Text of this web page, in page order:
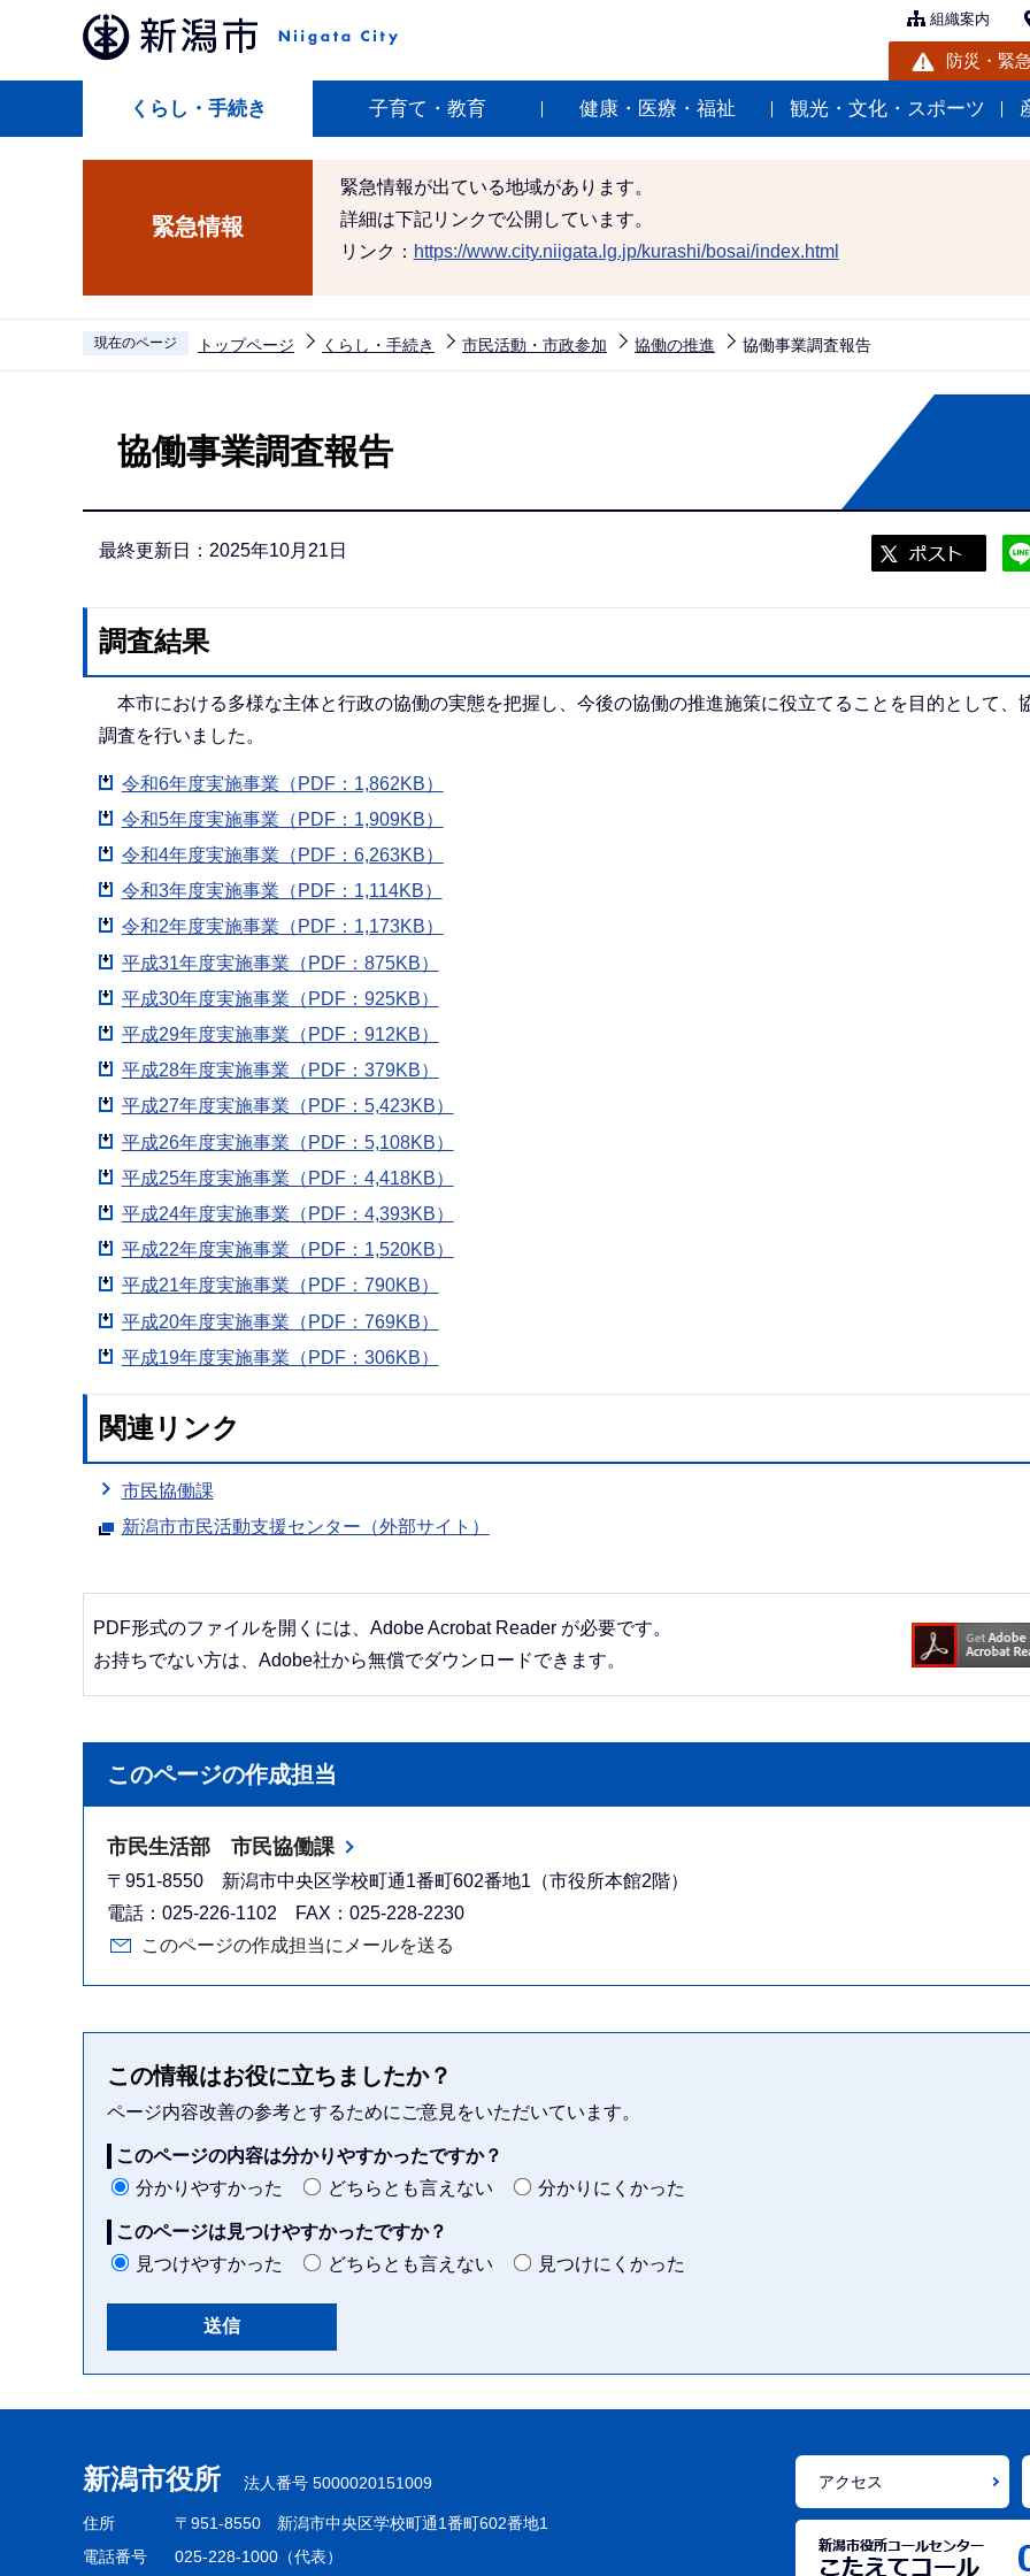
ペ
組織案内
防災・緊
くらし・手続き 子育て・教育 健康・医療・福祉 観光・文化・スポーツ
緊急情報
緊急情報が出ている地域があります。
詳細は下記リンクで公開しています。
リンク： https://www.city.niigata.lg.jp/kurashi/bosai/index.html
現在のページ トップページ くらし・手続き 市民活動・市政参加 協働の推進 協働事業調査報告
協働事業調査報告
最終更新日：2025年10月21日
調査結果
本市における多様な主体と行政の協働の実態を把握し、今後の協働の推進施策に役立てることを目的として、
調査を行いました。
令和6年度実施事業（PDF：1,862KB）
令和5年度実施事業（PDF：1,909KB）
令和4年度実施事業（PDF：6,263KB）
令和3年度実施事業（PDF：1,114KB）
令和2年度実施事業（PDF：1,173KB）
平成31年度実施事業（PDF：875KB）
平成30年度実施事業（PDF：925KB）
平成29年度実施事業（PDF：912KB）
平成28年度実施事業（PDF：379KB）
平成27年度実施事業（PDF：5,423KB）
平成26年度実施事業（PDF：5,108KB）
平成25年度実施事業（PDF：4,418KB）
平成24年度実施事業（PDF：4,393KB）
平成22年度実施事業（PDF：1,520KB）
平成21年度実施事業（PDF：790KB）
平成20年度実施事業（PDF：769KB）
平成19年度実施事業（PDF：306KB）
関連リンク
市民協働課
新潟市市民活動支援センター（外部サイト）
PDF形式のファイルを開くには、Adobe Acrobat Reader が必要です。
お持ちでない方は、Adobe社から無償でダウンロードできます。
このページの作成担当
市民生活部 市民協働課
〒951-8550 新潟市中央区学校町通1番町602番地1（市役所本館2階）
電話：025-226-1102 FAX：025-228-2230
このページの作成担当にメールを送る
この情報はお役に立ちましたか？
ページ内容改善の参考とするためにご意見をいただいています。
このページの内容は分かりやすかったですか？
分かりやすかった
どちらとも言えない 分かりにくかった
このページは見つけやすかったですか？
見つけやすかった
どちらとも言えない 見つけにくかった
こ
ま
で
新潟市役所 法人番号 5000020151009
住所 〒951-8550 新潟市中央区学校町通1番町602番地1
電話番号
025-228-1000（代表）
アクセス